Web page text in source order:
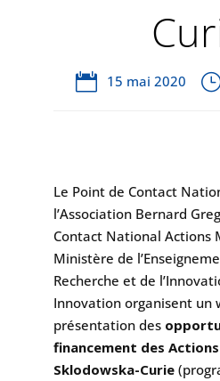
15 mai 2020
Le Point de Contact
l’Association Bernard
Contact National Actions
Ministère de
Recherche et de
Innovation organisent un
présentation des
financement des
Sklodowska-Curie